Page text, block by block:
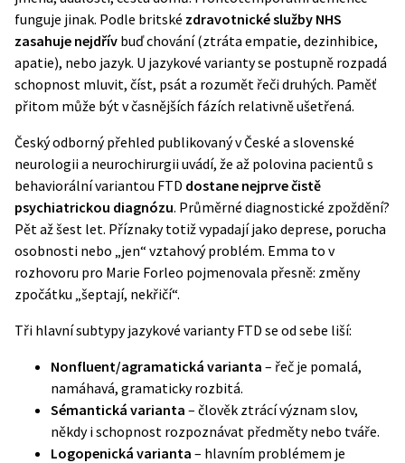
funguje jinak. Podle britské zdravotnické služby NHS
zasahuje nejdřív buď chování (ztráta empatie, dezinhibice,
apatie), nebo jazyk. U jazykové varianty se postupně rozpadá
schopnost mluvit, číst, psát a rozumět řeči druhých. Paměť
přitom může být v časnějších fázích relativně ušetřená.
Český odborný přehled publikovaný v České a slovenské
neurologii a neurochirurgii uvádí, že až polovina pacientů s
behaviorální variantou FTD dostane nejprve čistě
psychiatrickou diagnózu. Průměrné diagnostické zpoždění?
Pět až šest let. Příznaky totiž vypadají jako deprese, porucha
osobnosti nebo „jen“ vztahový problém. Emma to v
rozhovoru pro Marie Forleo pojmenovala přesně: změny
zpočátku „šeptají, nekřičí“.
Tři hlavní subtypy jazykové varianty FTD se od sebe liší:
Nonfluent/agramatická varianta – řeč je pomalá,
namáhavá, gramaticky rozbitá.
Sémantická varianta – člověk ztrácí význam slov,
někdy i schopnost rozpoznávat předměty nebo tváře.
Logopenická varianta – hlavním problémem je